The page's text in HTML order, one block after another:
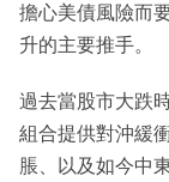
擔心美債風險而
升的主要推手。
過去當股市大跌
組合提供對沖緩
脹、以及如今中